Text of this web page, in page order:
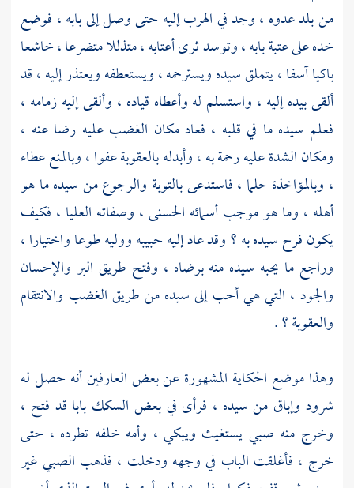
من بلد عدوه ، وجد في الهرب إليه حتى وصل إلى بابه ، فوضع
خده على عتبة بابه ، وتوسد ثرى أعتابه ، متذللا متضرعا ، خاشعا
باكيا آسفا ، يتملق سيده ويسترحمه ، ويستعطفه ويعتذر إليه ، قد
ألقى بيده إليه ، واستسلم له وأعطاه قياده ، وألقى إليه زمامه ،
فعلم سيده ما في قلبه ، فعاد مكان الغضب عليه رضا عنه ،
ومكان الشدة عليه رحمة به ، وأبدله بالعقوبة عفوا ، وبالمنع عطاء
، وبالمؤاخذة حلما ، فاستدعى بالتوبة والرجوع من سيده ما هو
أهله ، وما هو موجب أسمائه الحسنى ، وصفاته العليا ، فكيف
يكون فرح سيده به ؟ وقد عاد إليه حبيبه ووليه طوعا واختيارا ،
وراجع ما يحبه سيده منه برضاه ، وفتح طريق البر والإحسان
والجود ، التي هي أحب إلى سيده من طريق الغضب والانتقام
والعقوبة ؟ .
وهذا موضع الحكاية المشهورة عن بعض العارفين أنه حصل له
شرود وإباق من سيده ، فرأى في بعض السكك بابا قد فتح ،
وخرج منه صبي يستغيث ويبكي ، وأمه خلفه تطرده ، حتى
خرج ، فأغلقت الباب في وجهه ودخلت ، فذهب الصبي غير